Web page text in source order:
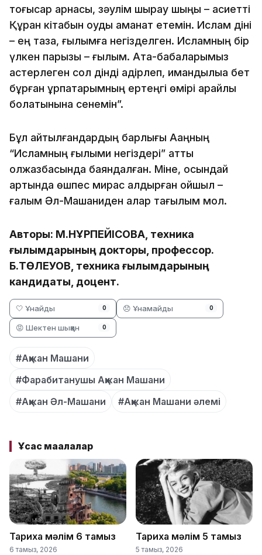
тоғысар арнасы, зәулім шырқау шыңы – қасиетті
Құран кітабын оқуды аманат етемін. Ислам діні
– ең таза, ғылымға негізделген. Исламның бір
үлкен парызы – ғылым. Ата-бабалары­мыз
қастерлеген сол дінді қадірлеп, имандылыққа бет
бұрған ұрпақтарымның ертеңгі өмірі арайлы
болатынына сенемін”.
Бұл айтылғандардың барлығы Ақаңның
“Исламның ғылыми негіздері” атты
қолжазбасында баяндалған. Міне, осындай
артында өшпес мирас қалдырған ойшыл –
ғалым Әл-Машаниден алар тағылым мол.
Авторы: М.НҰРПЕЙІСОВА, техника
ғылымдарының докторы, профессор.
Б.ТӨЛЕУОВ, техника ғылымдарының
кандидаты, доцент.
🤍 Ұнайды 0 😞 Ұнамайды 0
😡 Шектен шыққан 0
#Ақжан Машани
#Фарабитанушы Ақжан Машани
#Ақжан Әл-Машани
#Ақжан Машани әлемі
Ұқсас мақалалар
Тарихқа мәлім 6 тамыз
6 тамыз, 2026
Тарихқа мәлім 5 тамыз
5 тамыз, 2026